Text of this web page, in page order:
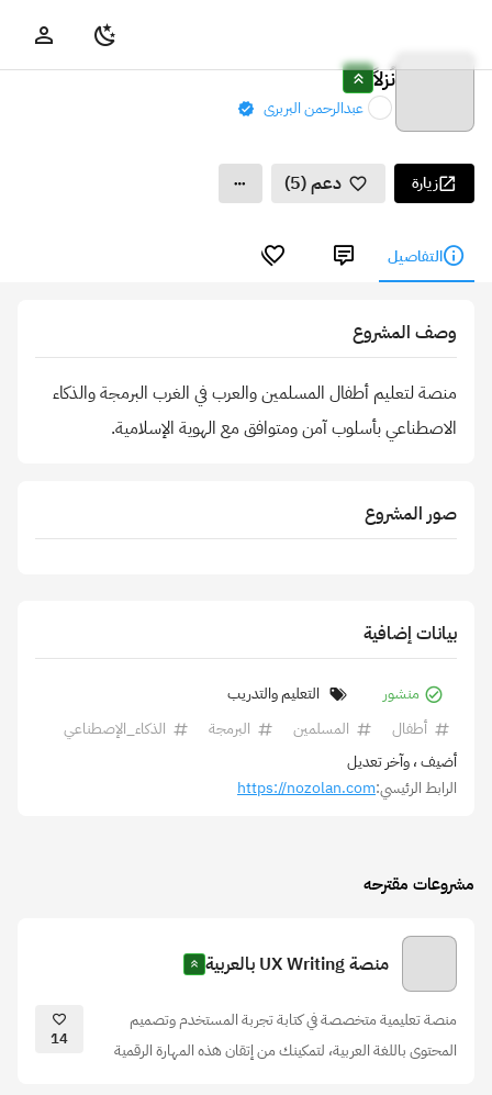
نُزلاََ
عبدالرحمن البربرى
زيارة دعم (5)
التفاصيل
وصف المشروع
منصة لتعليم أطفال المسلمين والعرب في الغرب البرمجة والذكاء
الاصطناعي بأسلوب آمن ومتوافق مع الهوية الإسلامية.
صور المشروع
بيانات إضافية
منشور
التعليم والتدريب
أطفال
المسلمين البرمجة
الذكاء_الإصطناعي
أضيف، وآخر تعديل
الرابط الرئيسي:https://nozolan.com
مشروعات مقترحه
منصة UX Writing بالعربية
منصة تعليمية متخصصة في كتابة تجربة المستخدم وتصميم
المحتوى باللغة العربية، لتمكينك من إتقان هذه المهارة الرقمية
14